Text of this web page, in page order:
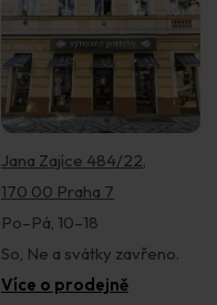
Jana Zajíce 484/22,
170 00 Praha 7
Po–Pá, 10–18
So, Ne a svátky zavřeno.
Více o prodejně